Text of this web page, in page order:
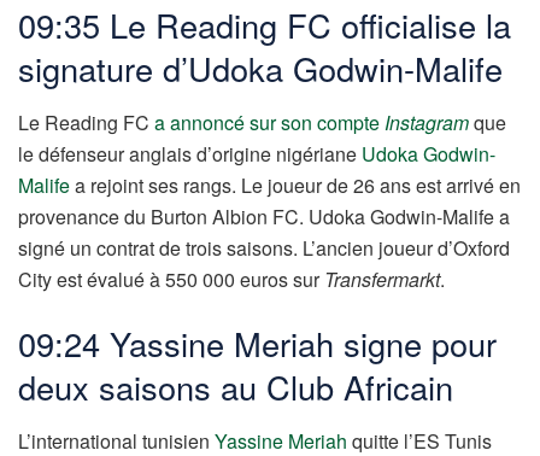
09:35 Le Reading FC officialise la
signature d’Udoka Godwin-Malife
Le Reading FC a annoncé sur son compteInstagramque
le défenseur anglais d’origine nigériane Udoka Godwin-
Malifea rejoint ses rangs. Le joueur de 26 ans est arrivé en
provenance du Burton Albion FC. Udoka Godwin-Malife a
signé un contrat de trois saisons. L’ancien joueur d’Oxford
City est évalué à 550 000 euros sur Transfermarkt.
09:24 Yassine Meriah signe pour
deux saisons au Club Africain
L’international tunisien Yassine Meriah quitte l’ES Tunis